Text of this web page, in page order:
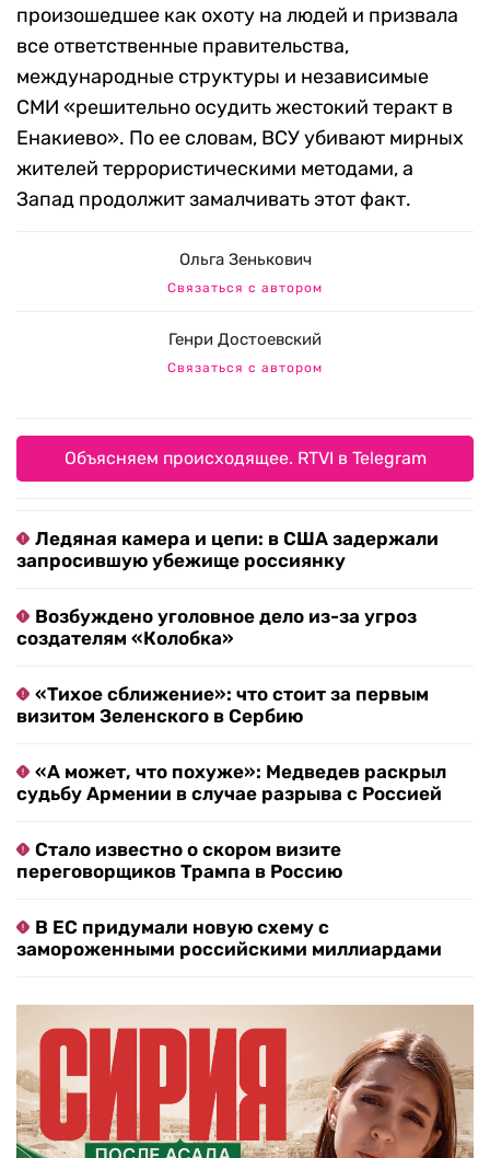
произошедшее как охоту на людей и призвала
все ответственные правительства,
международные структуры и независимые
СМИ «решительно осудить жестокий теракт в
Енакиево». По ее словам, ВСУ убивают мирных
жителей террористическими методами, а
Запад продолжит замалчивать этот факт.
Ольга Зенькович
Связаться с автором
Генри Достоевский
Связаться с автором
Объясняем происходящее. RTVI в Telegram
Ледяная камера и цепи: в США задержали
запросившую убежище россиянку
Возбуждено уголовное дело из-за угроз
создателям «Колобка»
«Тихое сближение»: что стоит за первым
визитом Зеленского в Сербию
«А может, что похуже»: Медведев раскрыл
судьбу Армении в случае разрыва с Россией
Стало известно о скором визите
переговорщиков Трампа в Россию
В ЕС придумали новую схему с
замороженными российскими миллиардами